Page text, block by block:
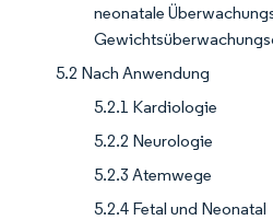
neonatale
5.2 Nach Anwendung
5.2.1 Kardiologie
5.2.2 Neurologie
5.2.3 Atemwege
5.2.4 Fetal und Neonatal